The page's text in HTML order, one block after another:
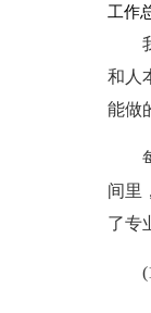
工作
和人
能做
间里
了专